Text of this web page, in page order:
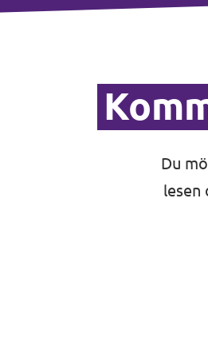
Du
lesen